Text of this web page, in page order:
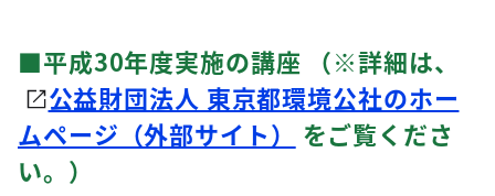
■平成30年度実施の講座 （※詳細は、
公益財団法人 東京都環境公社のホー
ムページ（外部サイト）
をご覧くださ
い。）